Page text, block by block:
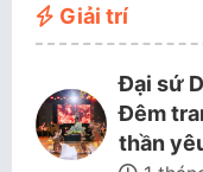
Giải trí
Đại sứ
Đêm
thần